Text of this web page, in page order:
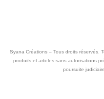
Syana Créations – Tous droits réservés.
produits et articles sans autorisations
poursuite